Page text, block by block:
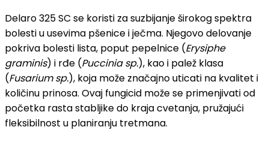
Delaro 325 SC se koristi za suzbijanje širokog spektra
bolesti u usevima pšenice i ječma. Njegovo delovanje
pokriva bolesti lista, poput pepelnice (Erysiphe
graminis) i rđe (Puccinia sp.), kao i palež klasa
(Fusarium sp.), koja može značajno uticati na kvalitet i
količinu prinosa. Ovaj fungicid može se primenjivati od
početka rasta stabljike do kraja cvetanja, pružajući
fleksibilnost u planiranju tretmana.